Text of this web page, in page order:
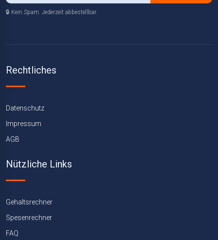
🔒 Kein Spam. Jederzeit abbestellbar.
Rechtliches
Datenschutz
Impressum
AGB
Nützliche Links
Gehaltsrechner
Spesenrechner
FAQ